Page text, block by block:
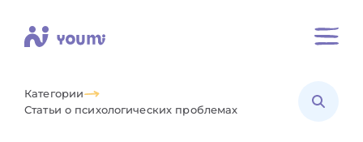
Категории
Статьи о психологических проблемах